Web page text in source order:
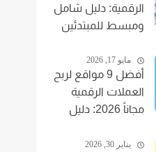
الرقمية: دليل شامل
ومبسط للمبتدئين
مايو 17, 2026
أفضل 9 مواقع لربح
العملات الرقمية
مجاناً 2026: دليل
يناير 30, 2026